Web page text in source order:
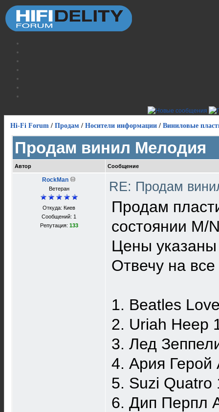
Hi-Fi Forum / Продам / Носители информации / Виниловые
Продам винил Мелодия
Автор Сообщение
RockMan
Ветеран
Откуда: Киев
Сообщений: 1
Репутация: 133
RE: Продам
Продам
состоянии M/
Цены указаны
Отвечу на
1. Beatles
2. Uriah Heep
3. Лед
4. Ария Герой
5. Suzi Quatro
6. Дип Перпл